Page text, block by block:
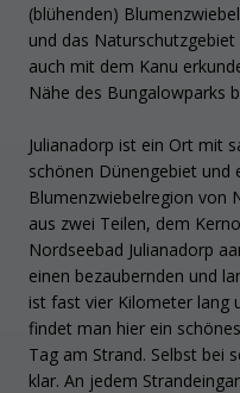
(blühenden)
und das
auch mit dem Kanu
Nähe des Bungalowparks
Julianadorp ist ein Ort mit
schönen Dünengebiet und
Blumenzwiebelregion von
aus zwei Teilen, dem
Nordseebad Julianadorp
einen bezaubernden und
ist fast vier Kilometer lang
findet man hier ein
Tag am Strand. Selbst bei
klar. An jedem